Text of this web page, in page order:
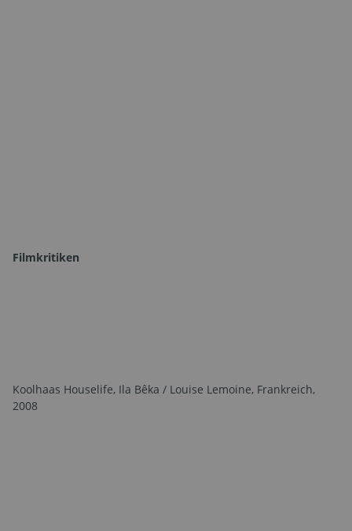
Filmkritiken
Koolhaas Houselife, Ila Bêka / Louise Lemoine, Frankreich,
2008